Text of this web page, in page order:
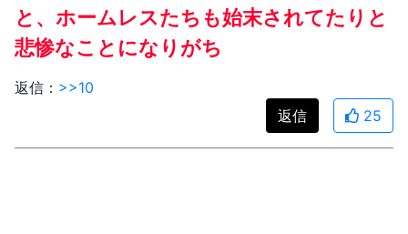
と、ホームレスたちも始末されてたりと
悲惨なことになりがち
返信： >>10
返信
25